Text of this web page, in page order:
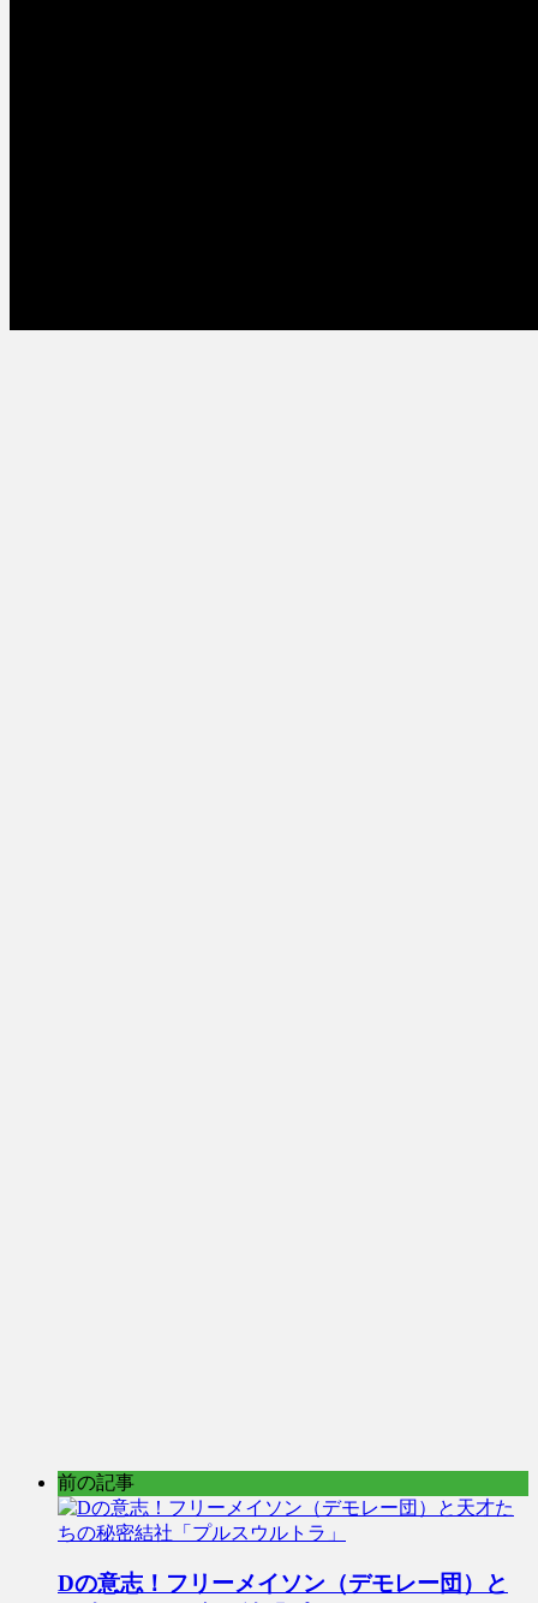
前の記事
Dの意志！フリーメイソン（デモレー団）と